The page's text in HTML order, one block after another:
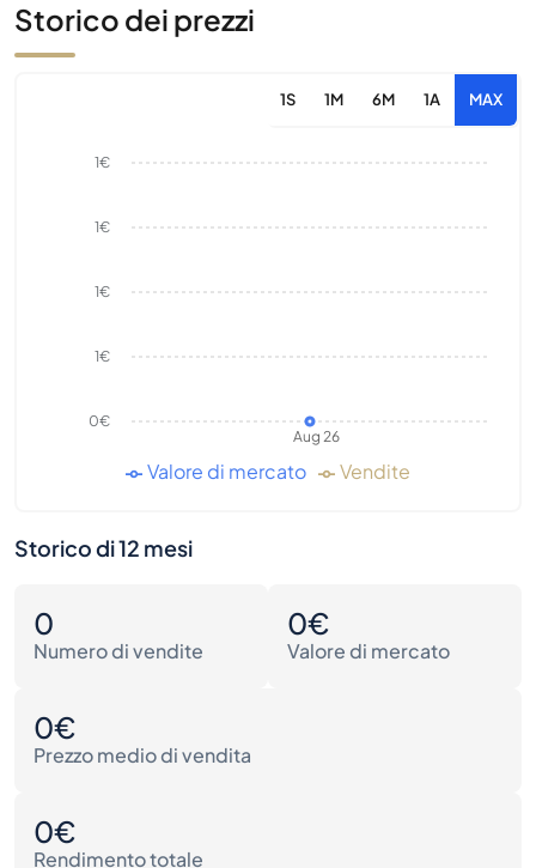
Storico dei prezzi
1S 1M 6M 1A MAX
Aug 26
0€
1€
1€
1€
1€
Valore di mercato Vendite
Storico di 12 mesi
0
Numero di vendite
0€
Valore di mercato
0€
Prezzo medio di vendita
0€
Rendimento totale